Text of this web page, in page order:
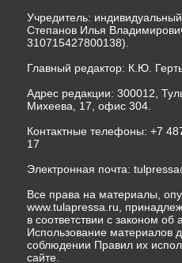
Учредитель:
Степанов Илья
310715427800138).
Главный редактор: К.Ю.
Адрес редакции: 300012,
Михеева, 17, офис 304.
Контактные телефоны: +7
17
Электронная почта:
Все права на материалы,
www.tulapressa.ru,
в соответствии с законом об
Использование материалов
соблюдении Правил их
сайте.